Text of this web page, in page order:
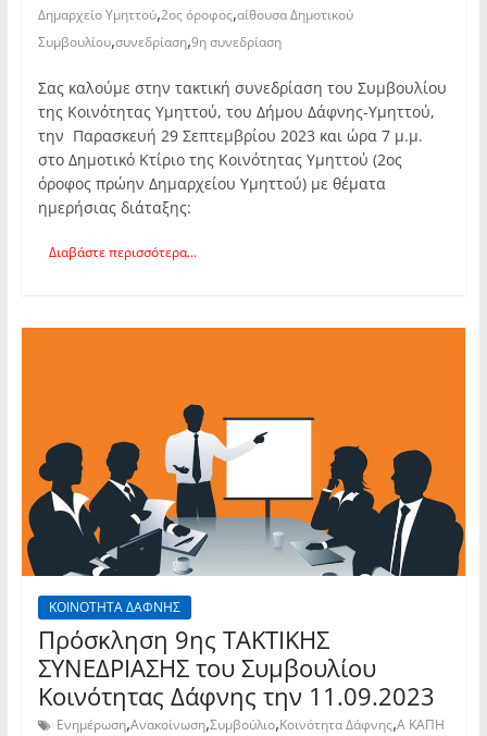
Δημαρχείο Υμηττού,2ος όροφος,αίθουσα Δημοτικού
Συμβουλίου,συνεδρίαση,9η συνεδρίαση
Σας καλούμε στην τακτική συνεδρίαση του Συμβουλίου
της Κοινότητας Υμηττού, του Δήμου Δάφνης-Υμηττού,
την Παρασκευή 29 Σεπτεμβρίου 2023 και ώρα 7 μ.μ.
στο Δημοτικό Κτίριο της Κοινότητας Υμηττού (2ος
όροφος πρώην Δημαρχείου Υμηττού) με θέματα
ημερήσιας διάταξης:
Διαβάστε περισσότερα...
ΚΟΙΝΟΤΗΤΑ ΔΑΦΝΗΣ
Πρόσκληση 9ης TAKTIKHΣ
ΣΥΝΕΔΡΙΑΣΗΣ του Συμβουλίου
Κοινότητας Δάφνης την 11.09.2023
Ενημέρωση,Ανακοίνωση,Συμβούλιο,Κοινότητα Δάφνης,Α ΚΑΠΗ